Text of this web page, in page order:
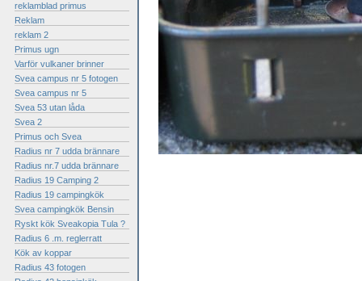
reklamblad primus
Reklam
reklam 2
Primus ugn
Varför vulkaner brinner
Svea campus nr 5 fotogen
Svea campus nr 5
Svea 53 utan låda
Svea 2
Primus och Svea
Radius nr 7 udda brännare
Radius nr.7 udda brännare
Radius 19 Camping 2
Radius 19 campingkök
Svea campingkök Bensin
Ryskt kök Sveakopia Tula ?
Radius 6 .m. reglerratt
Kök av koppar
Radius 43 fotogen